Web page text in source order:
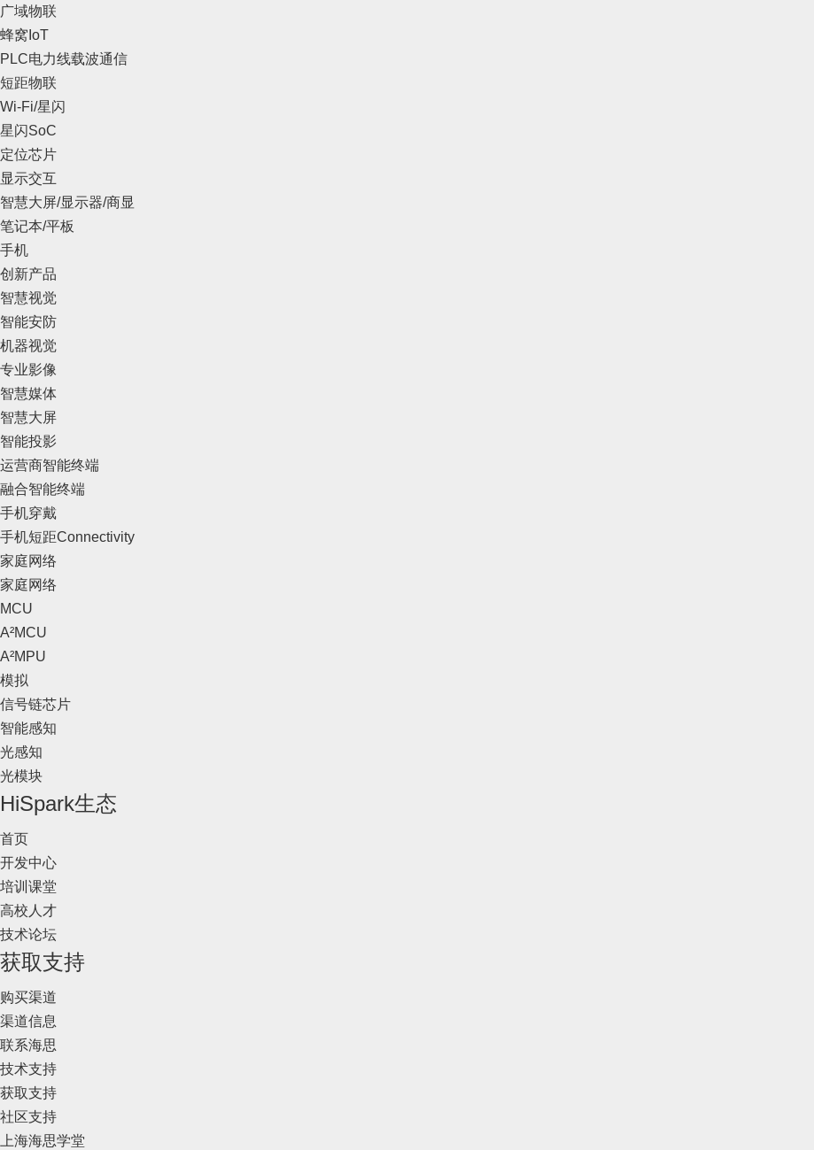
广域物联
蜂窝IoT
PLC电力线载波通信
短距物联
Wi-Fi/星闪
星闪SoC
定位芯片
显示交互
智慧大屏/显示器/商显
笔记本/平板
手机
创新产品
智慧视觉
智能安防
机器视觉
专业影像
智慧媒体
智慧大屏
智能投影
运营商智能终端
融合智能终端
手机穿戴
手机短距Connectivity
家庭网络
家庭网络
MCU
A²MCU
A²MPU
模拟
信号链芯片
智能感知
光感知
光模块
HiSpark生态
首页
开发中心
培训课堂
高校人才
技术论坛
获取支持
购买渠道
渠道信息
联系海思
技术支持
获取支持
社区支持
上海海思学堂